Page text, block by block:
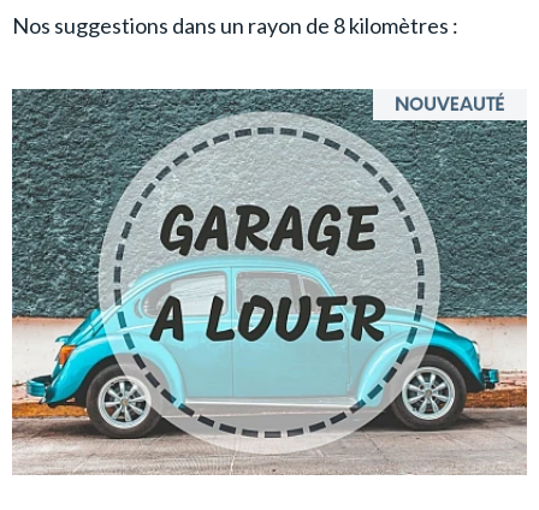
Nos suggestions dans un rayon de 8 kilomètres :